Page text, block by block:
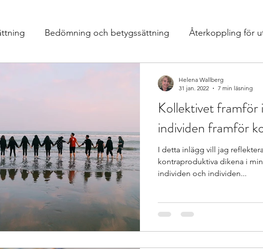
Bedömning och betygssättning Återkoppling för
uppgifter, mat
differentierad undervisning Growth
lärande Istället för elevärenden till elevh material
och försteläraren
perspe Stödinsatser Strategier för att träna och
Kollektivet framför
individen framför
I detta inlägg vill jag
kontraproduktiva dikena i
individen och individen...
Helena Wallberg
31 jan. 2022
7 min läsning